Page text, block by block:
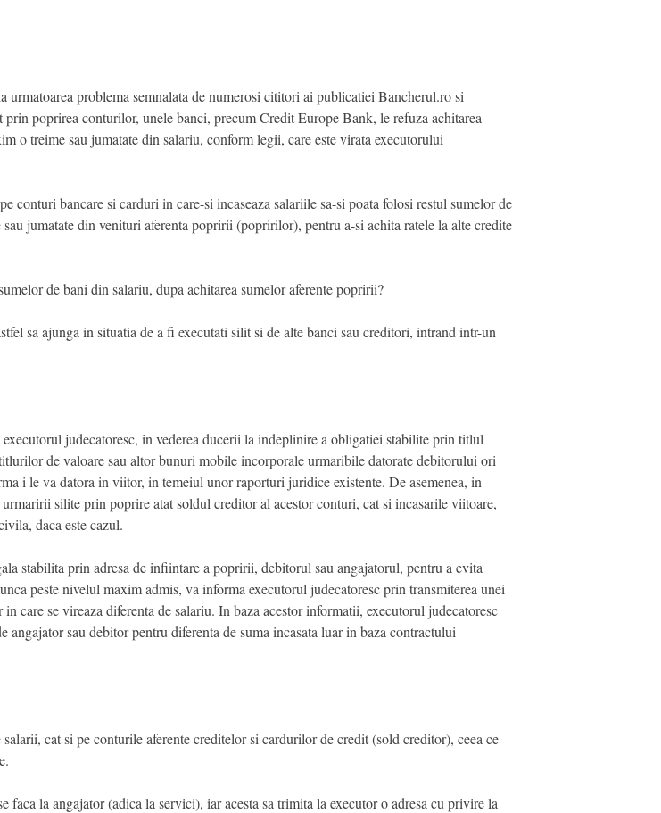
problema semnalata de numerosi cititori ai publicatiei Bancherul.ro si
poprirea conturilor, unele banci, precum Credit Europe Bank, le refuza achitarea
o treime sau jumatate din salariu, conform legii, care este virata executorului
conturi bancare si carduri in care-si incaseaza salariile sa-si poata folosi restul sumelor de
jumatate din venituri aferenta popririi (popririlor), pentru a-si achita ratele la alte credite
de bani din salariu, dupa achitarea sumelor aferente popririi?
sa ajunga in situatia de a fi executati silit si de alte banci sau creditori, intrand intr-un
judecatoresc, in vederea ducerii la indeplinire a obligatiei stabilite prin titlul
de valoare sau altor bunuri mobile incorporale urmaribile datorate debitorului ori
i le va datora in viitor, in temeiul unor raporturi juridice existente. De asemenea, in
silite prin poprire atat soldul creditor al acestor conturi, cat si incasarile viitoare,
daca este cazul.
stabilita prin adresa de infiintare a popririi, debitorul sau angajatorul, pentru a evita
peste nivelul maxim admis, va informa executorul judecatoresc prin transmiterea unei
care se vireaza diferenta de salariu. In baza acestor informatii, executorul judecatoresc
sau debitor pentru diferenta de suma incasata luar in baza contractului
cat si pe conturile aferente creditelor si cardurilor de credit (sold creditor), ceea ce
faca la angajator (adica la servici), iar acesta sa trimita la executor o adresa cu privire la